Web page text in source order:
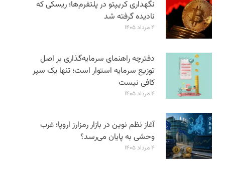
نگهداری کریپتو در پلتفرم‌ها؛ ریسکی که
نادیده گرفته شد
۴ مرداد ۱۴۰۵
دفترچه راهنمای سرمایه‌گذاری بر اصل
توزیع سرمایه استوار است؛ تنها یک سپر
کافی نیست
۴ مرداد ۱۴۰۵
آغاز نظم نوین در بازار رمزارز اروپا؛ غرب
وحشی به پایان می‌رسد؟
۴ مرداد ۱۴۰۵